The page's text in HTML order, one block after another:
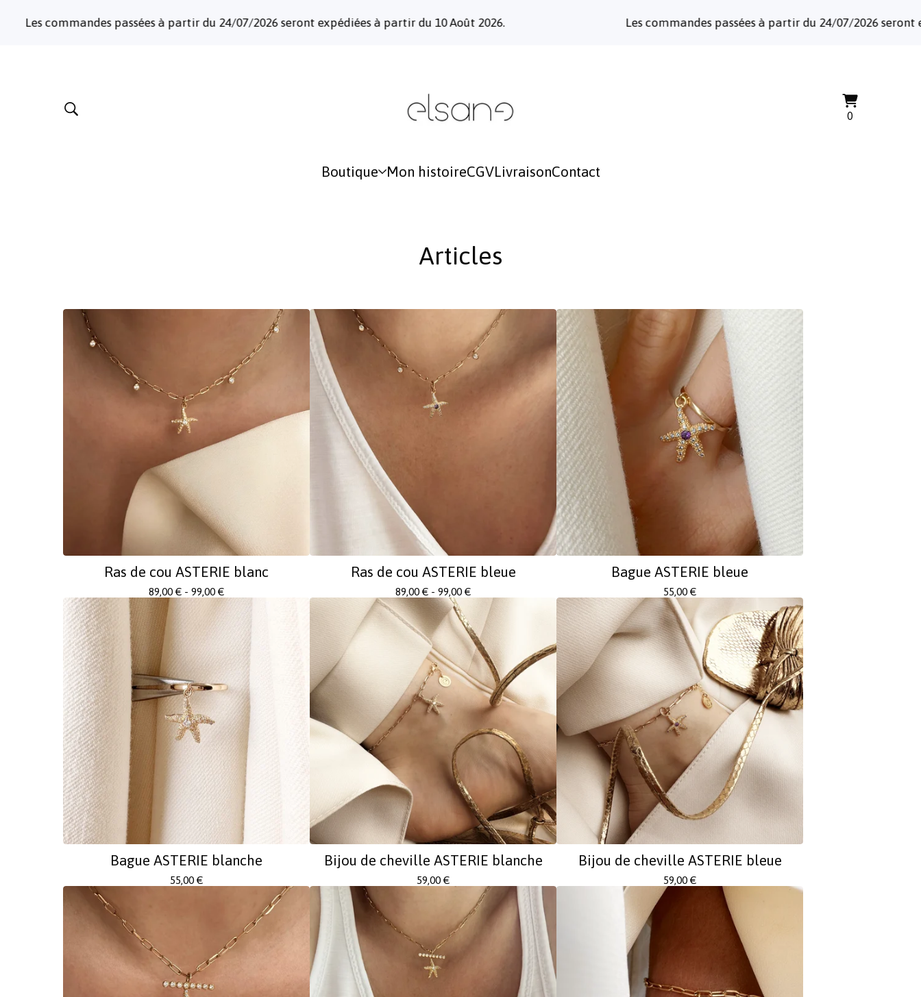
passées à partir du 24/07/2026 seront expédiées à partir du 10 Août 2026. Les commandes passées à partir du 24/07/2026 seront expédiées à partir
0
Boutique Mon histoireCGVLivraisonContact
Articles
Ras de cou ASTERIE blanc
89,00 € - 99,00 €
Ras de cou ASTERIE bleue
89,00 € - 99,00 €
Bague ASTERIE bleue
55,00 €
Bague ASTERIE blanche
55,00 €
Bijou de cheville ASTERIE blanche
59,00 €
Bijou de cheville ASTERIE bleue
59,00 €